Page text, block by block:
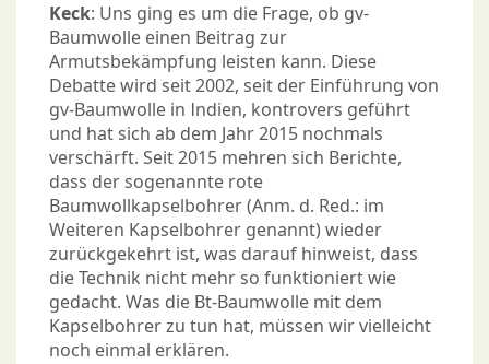
Keck: Uns ging es um die Frage, ob gv-
Baumwolle einen Beitrag zur
Armutsbekämpfung leisten kann. Diese
Debatte wird seit 2002, seit der Einführung von
gv-Baumwolle in Indien, kontrovers geführt
und hat sich ab dem Jahr 2015 nochmals
verschärft. Seit 2015 mehren sich Berichte,
dass der sogenannte rote
Baumwollkapselbohrer (Anm. d. Red.: im
Weiteren Kapselbohrer genannt) wieder
zurückgekehrt ist, was darauf hinweist, dass
die Technik nicht mehr so funktioniert wie
gedacht. Was die Bt-Baumwolle mit dem
Kapselbohrer zu tun hat, müssen wir vielleicht
noch einmal erklären.